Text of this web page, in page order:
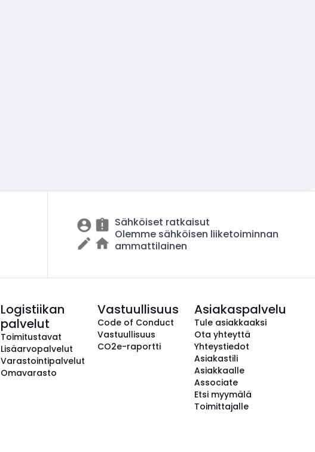
Sähköiset ratkaisut
Olemme sähköisen liiketoiminnan
ammattilainen
Logistiikan
palvelut
Toimitustavat
Lisäarvopalvelut
Varastointipalvelut
Omavarasto
Vastuullisuus
Code of Conduct
Vastuullisuus
CO2e-raportti
Asiakaspalvelu
Tule asiakkaaksi
Ota yhteyttä
Yhteystiedot
Asiakastili
Asiakkaalle
Associate
Etsi myymälä
Toimittajalle